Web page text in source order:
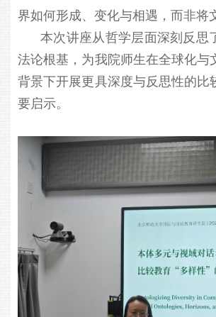
界如何形成、变化与相遇，而非将
本次讲座从哲学层面深刻反思
法论根基，为我院师生在全球化与
背景下开展更具深度与反思性的比
要启示。